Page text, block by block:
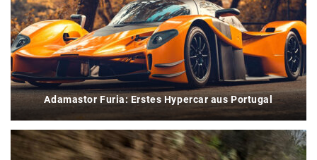
Adamastor Furia: Erstes Hypercar aus Portugal